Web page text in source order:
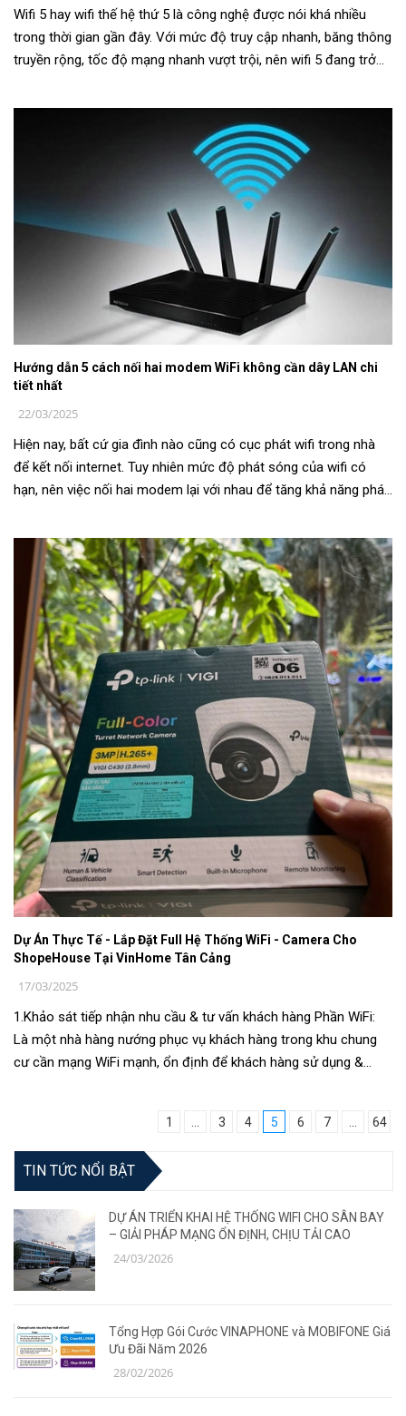
Wifi 5 hay wifi thế hệ thứ 5 là công nghệ được nói khá nhiều
trong thời gian gần đây. Với mức độ truy cập nhanh, băng thông
truyền rộng, tốc độ mạng nhanh vượt trội, nên wifi 5 đang trở
Hướng dẫn 5 cách nối hai modem WiFi không cần dây LAN chi
tiết nhất
22/03/2025
Hiện nay, bất cứ gia đình nào cũng có cục phát wifi trong nhà
để kết nối internet. Tuy nhiên mức độ phát sóng của wifi có
hạn, nên việc nối hai modem lại với nhau để tăng khả năng phát
Dự Án Thực Tế - Lắp Đặt Full Hệ Thống WiFi - Camera Cho
ShopeHouse Tại VinHome Tân Cảng
17/03/2025
1.Khảo sát tiếp nhận nhu cầu & tư vấn khách hàng Phần WiFi:
Là một nhà hàng nướng phục vụ khách hàng trong khu chung
cư cần mạng WiFi mạnh, ổn định để khách hàng sử dụng &
1 ... 3 4 5 6 7 ... 64
TIN TỨC NỔI BẬT
DỰ ÁN TRIỂN KHAI HỆ THỐNG WIFI CHO SÂN BAY
– GIẢI PHÁP MẠNG ỔN ĐỊNH, CHỊU TẢI CAO
24/03/2026
Tổng Hợp Gói Cước VINAPHONE và MOBIFONE Giá
Ưu Đãi Năm 2026
28/02/2026